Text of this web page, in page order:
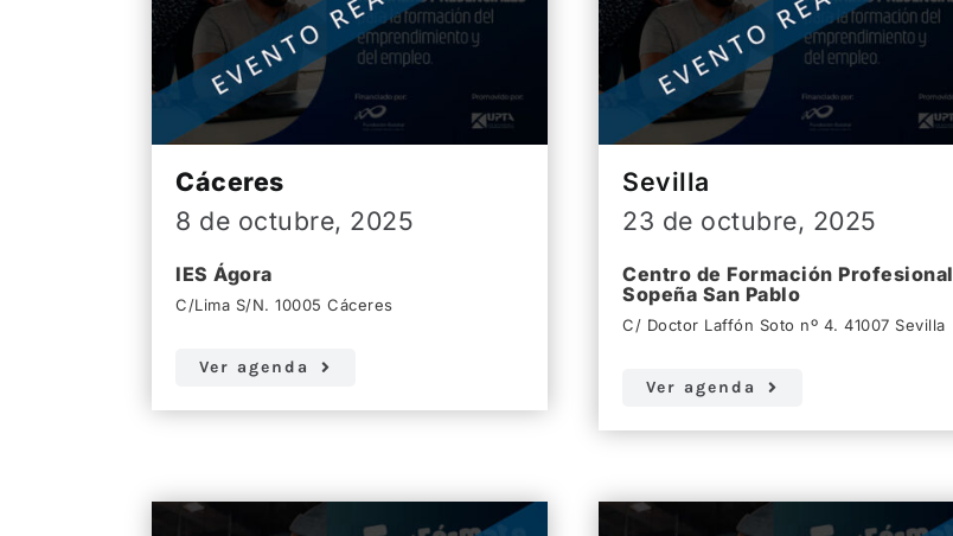
Cáceres
8 de octubre, 2025
IES Ágora
C/Lima S/N. 10005 Cáceres
Ver agenda
Sevilla
23 de octubre, 2025
Centro de Formación Profesional
Sopeña San Pablo
C/ Doctor Laffón Soto nº 4. 41007 Sevilla
Ver agenda